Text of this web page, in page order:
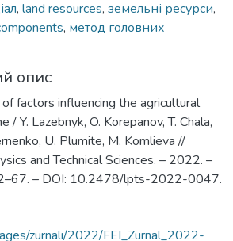
, land resources, земельні ресурси,
, метод головних
опис
factors influencing the agricultural
/ Y. Lazebnyk, O. Korepanov, T. Chala,
U. Plumite, M. Komlieva //
and Technical Sciences. – 2022. –
– DOI: 10.2478/lpts-2022-0047.
zurnali/2022/FEI_Zurnal_2022-